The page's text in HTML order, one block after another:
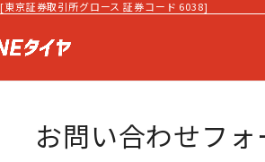
京証券取引所グロース 証券コード 6038]
お問い合わせフォ